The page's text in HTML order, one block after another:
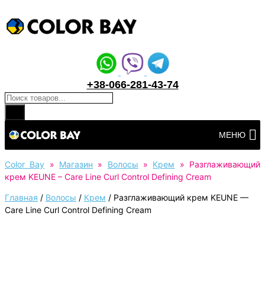
+38-066-281-43-74
Поиск товаров
контенту
МЕНЮ
Color Bay » Магазин » Волосы » Крем » Разглаживающий
крем KEUNE – Care Line Curl Control Defining Cream
Главная / Волосы / Крем / Разглаживающий крем KEUNE —
Care Line Curl Control Defining Cream